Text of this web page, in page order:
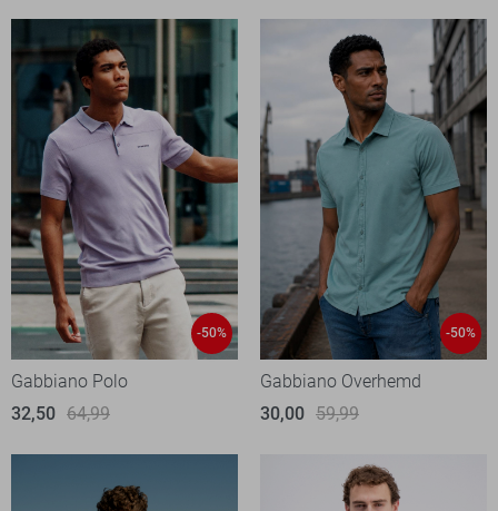
-50%
Gabbiano Polo
32,50 64,99
-50%
Gabbiano Overhemd
30,00 59,99